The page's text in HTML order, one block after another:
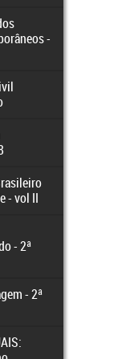
-
- vol II
- 2ª
- 2ª